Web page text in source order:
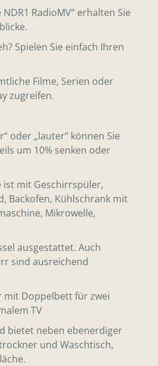
RadioMV“ erhalten Sie
Spielen Sie einfach Ihren
Filme, Serien oder
zugreifen.
oder „lauter“ können Sie
um 10% senken oder
ist mit Geschirrspüler,
Backofen, Kühlschrank mit
Mikrowelle,
ausgestattet. Auch
sind ausreichend
mit Doppelbett für zwei
TV
bietet neben ebenerdiger
und Waschtisch,